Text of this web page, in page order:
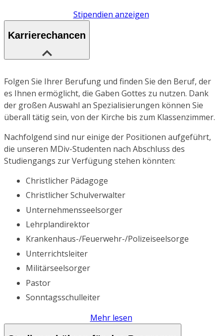
Stipendien anzeigen
Karrierechancen
Folgen Sie Ihrer Berufung und finden Sie den Beruf, der
es Ihnen ermöglicht, die Gaben Gottes zu nutzen. Dank
der großen Auswahl an Spezialisierungen können Sie
überall tätig sein, von der Kirche bis zum Klassenzimmer.
Nachfolgend sind nur einige der Positionen aufgeführt,
die unseren MDiv-Studenten nach Abschluss des
Studiengangs zur Verfügung stehen könnten:
Christlicher Pädagoge
Christlicher Schulverwalter
Unternehmensseelsorger
Lehrplandirektor
Krankenhaus-/Feuerwehr-/Polizeiseelsorge
Unterrichtsleiter
Militärseelsorger
Pastor
Sonntagsschulleiter
Mehr lesen